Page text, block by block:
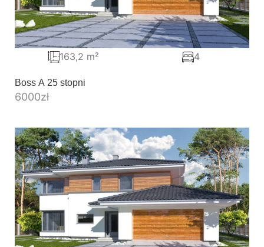
Boss A 25 stopni
6000zł
163,2 m² 4